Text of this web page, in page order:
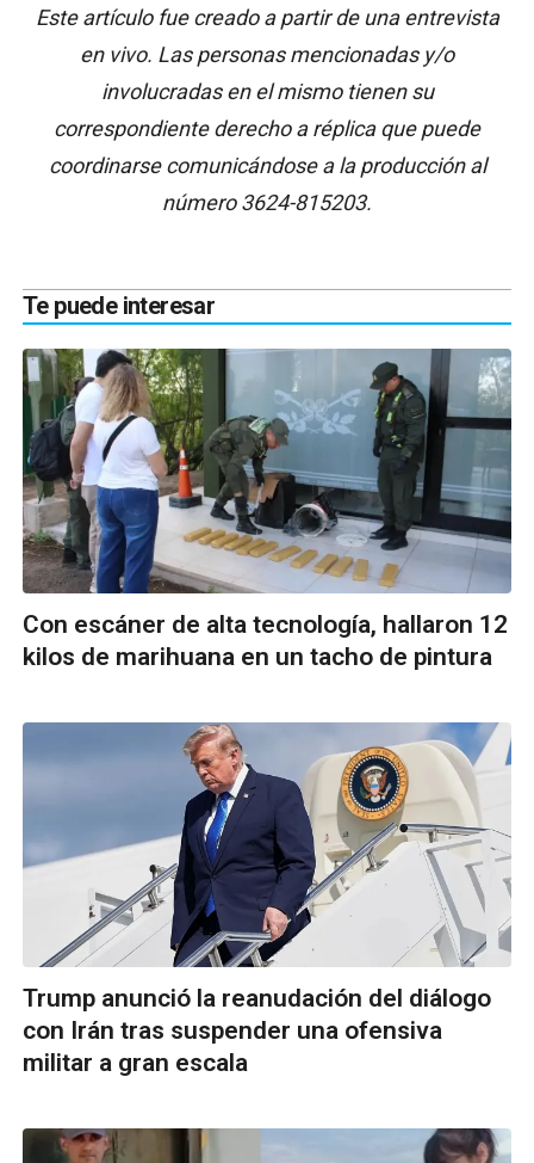
Este artículo fue creado a partir de una entrevista
en vivo. Las personas mencionadas y/o
involucradas en el mismo tienen su
correspondiente derecho a réplica que puede
coordinarse comunicándose a la producción al
número 3624-815203.
Te puede interesar
Con escáner de alta tecnología, hallaron 12
kilos de marihuana en un tacho de pintura
Trump anunció la reanudación del diálogo
con Irán tras suspender una ofensiva
militar a gran escala